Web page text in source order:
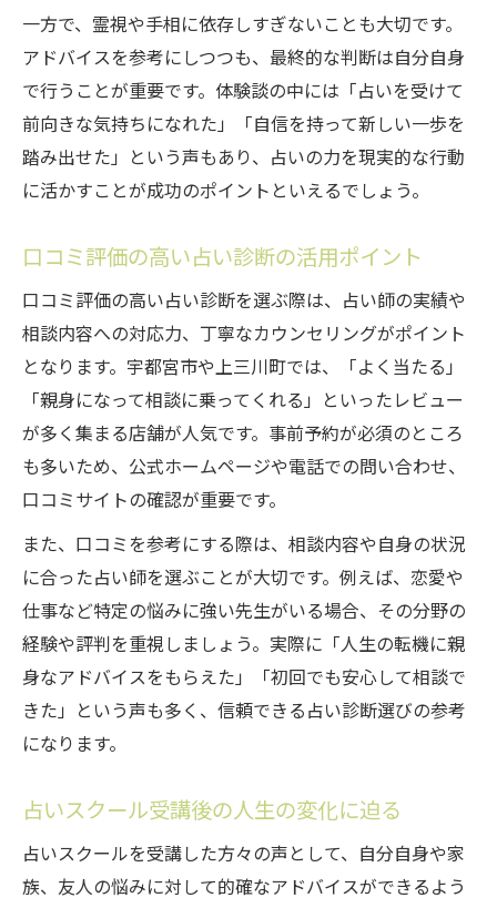
一方で、霊視や手相に依存しすぎないことも大切です。
アドバイスを参考にしつつも、最終的な判断は自分自身
で行うことが重要です。体験談の中には「占いを受けて
前向きな気持ちになれた」「自信を持って新しい一歩を
踏み出せた」という声もあり、占いの力を現実的な行動
に活かすことが成功のポイントといえるでしょう。
口コミ評価の高い占い診断の活用ポイント
口コミ評価の高い占い診断を選ぶ際は、占い師の実績や
相談内容への対応力、丁寧なカウンセリングがポイント
となります。宇都宮市や上三川町では、「よく当たる」
「親身になって相談に乗ってくれる」といったレビュー
が多く集まる店舗が人気です。事前予約が必須のところ
も多いため、公式ホームページや電話での問い合わせ、
口コミサイトの確認が重要です。
また、口コミを参考にする際は、相談内容や自身の状況
に合った占い師を選ぶことが大切です。例えば、恋愛や
仕事など特定の悩みに強い先生がいる場合、その分野の
経験や評判を重視しましょう。実際に「人生の転機に親
身なアドバイスをもらえた」「初回でも安心して相談で
きた」という声も多く、信頼できる占い診断選びの参考
になります。
占いスクール受講後の人生の変化に迫る
占いスクールを受講した方々の声として、自分自身や家
族、友人の悩みに対して的確なアドバイスができるよう